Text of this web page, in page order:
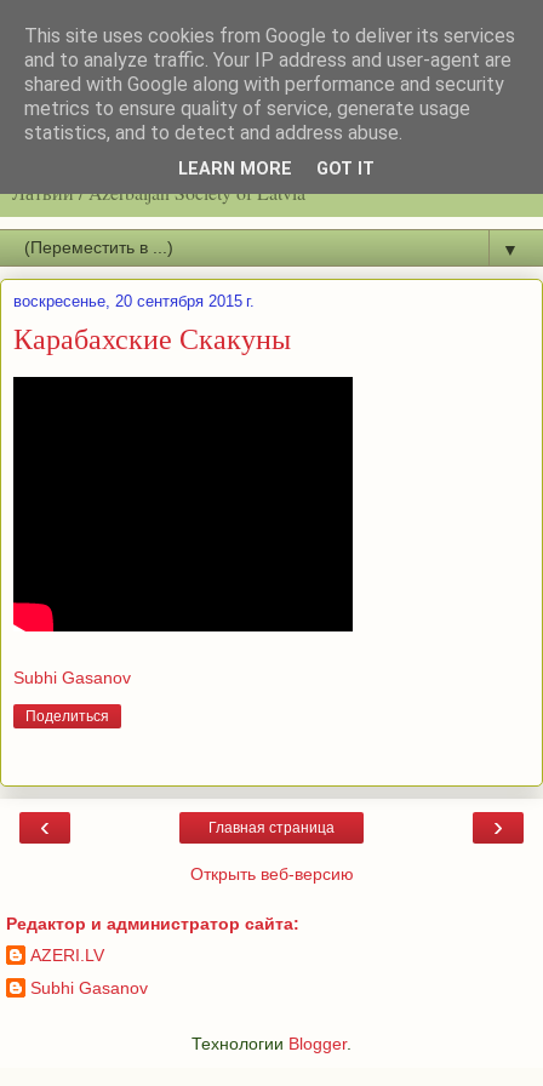
Latvijas azerbaidžāņu biedrību / Общество азербайджанцев
Латвии / Azerbaijan Society of Latvia
▼
воскресенье, 20 сентября 2015 г.
Карабахские Скакуны
Subhi Gasanov
Поделиться
‹ ›
Главная страница
Открыть веб-версию
Редактор и администратор сайта:
AZERI.LV
Subhi Gasanov
Технологии Blogger.
This site uses cookies from Google to deliver its services
and to analyze traffic. Your IP address and user-agent are
shared with Google along with performance and security
metrics to ensure quality of service, generate usage
statistics, and to detect and address abuse.
LEARN MORE GOT IT